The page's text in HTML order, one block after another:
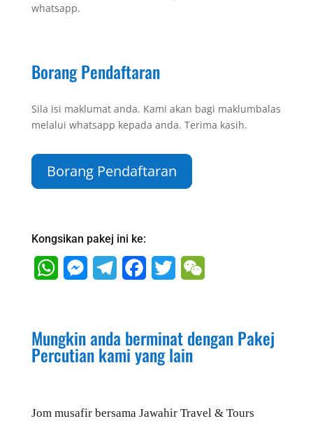
whatsapp.
Borang Pendaftaran
Sila isi maklumat anda. Kami akan bagi maklumbalas
melalui whatsapp kepada anda. Terima kasih.
Borang Pendaftaran
Kongsikan pakej ini ke:
W
t
s
p
M
s
e
g
e
g
a
e
b
o
t
t
r
h
Mungkin anda berminat dengan Pakej
Percutian kami yang lain
Jom musafir bersama Jawahir Travel & Tours